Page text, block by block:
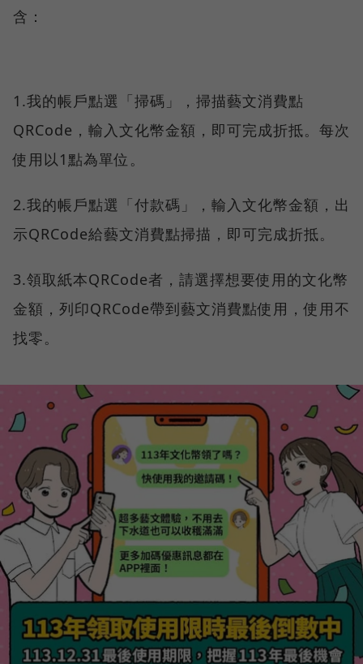
含：
1.我的帳戶點選「掃碼」，掃描藝文消費點
QRCode，輸入文化幣金額，即可完成折抵。每次
使用以1點為單位。
2.我的帳戶點選「付款碼」，輸入文化幣金額，出
示QRCode給藝文消費點掃描，即可完成折抵。
3.領取紙本QRCode者，請選擇想要使用的文化幣
金額，列印QRCode帶到藝文消費點使用，使用不
找零。